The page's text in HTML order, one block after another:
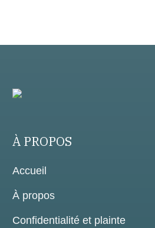
À PROPOS
Accueil
À propos
Confidentialité et plainte